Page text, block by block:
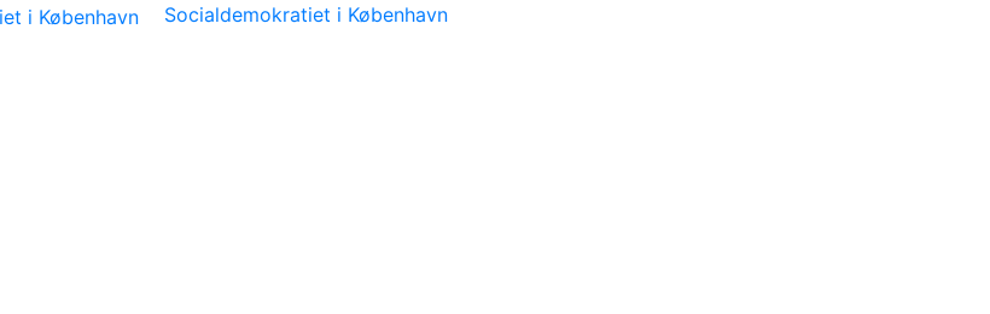
Socialdemokratiet i København